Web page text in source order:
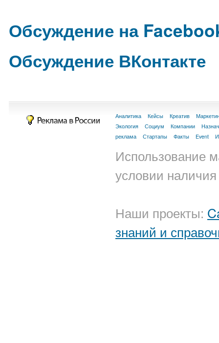
Обсуждение на
Обсуждение ВКонтакте
Аналитика Кейсы Креатив
Экология
Социум Компании
реклама
Стартапы Факты Event
Использование
условии
Наши проекты:
знаний и